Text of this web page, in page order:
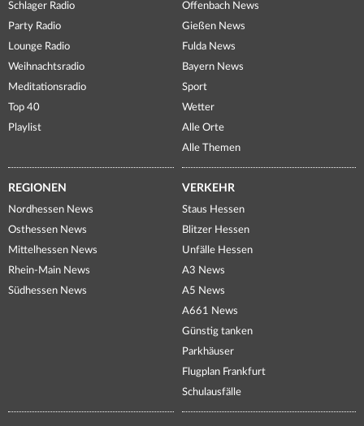
Schlager Radio
Party Radio
Lounge Radio
Weihnachtsradio
Meditationsradio
Top 40
Playlist
Offenbach News
Gießen News
Fulda News
Bayern News
Sport
Wetter
Alle Orte
Alle Themen
REGIONEN
Nordhessen News
Osthessen News
Mittelhessen News
Rhein-Main News
Südhessen News
VERKEHR
Staus Hessen
Blitzer Hessen
Unfälle Hessen
A3 News
A5 News
A661 News
Günstig tanken
Parkhäuser
Flugplan Frankfurt
Schulausfälle